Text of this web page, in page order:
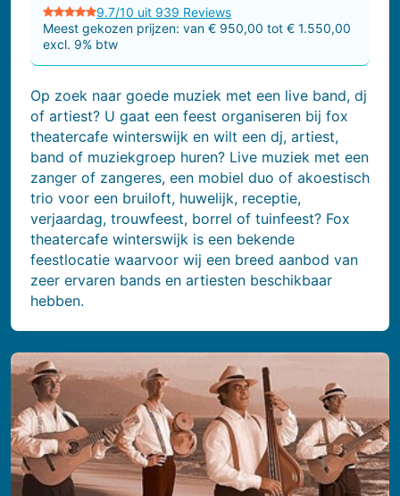
9.7/10 uit 939 Reviews
Meest gekozen prijzen: van € 950,00 tot € 1.550,00
excl. 9% btw
Op zoek naar goede muziek met een live band, dj
of artiest? U gaat een feest organiseren bij fox
theatercafe winterswijk en wilt een dj, artiest,
band of muziekgroep huren? Live muziek met een
zanger of zangeres, een mobiel duo of akoestisch
trio voor een bruiloft, huwelijk, receptie,
verjaardag, trouwfeest, borrel of tuinfeest? Fox
theatercafe winterswijk is een bekende
feestlocatie waarvoor wij een breed aanbod van
zeer ervaren bands en artiesten beschikbaar
hebben.